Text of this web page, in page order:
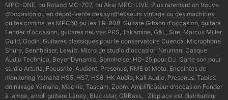
MPC-ONE, ou Roland MC-707, ou Akai MPC-LIVE. Plus rarement on trouve
d'occasion ou en dépôt-vente des synthétiseurs vintage ou des machines
cultes comme les MPC60 ou les TR-808. Guitare Gibson d'occasion, guitare
Fender d'occasion, guitares neuves PRS, Takamine, G&L, Sire, Marcus Miller,
Guild, Godin. Guitares classiques pour le conservatoire Cuenca. Microphone
Shure, Sennheiser, Lewitt. Micro de studio d'occasion Neuman. Casque
Audio Technica, Beyer Dynamic, Sennheiser HD-25 pour DJ. Carte son pour
studio Arturia, Focusrite, Audient, Presonus, RME et Motu. Enceintes de
monitoring Yamaha HS5, HS7, HS8, HK Audio, Kali Audio, Presonus. Tables
de mixage Yamaha, Mackie, Tascam, Zoom. Amplificateur d'occasion Fender
à lampe, ampli guitare Laney, Blackstar, GRBass, . Zicplace est distributeur